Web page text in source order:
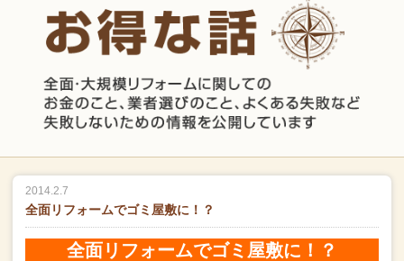
2014.2.7
全面リフォームでゴミ屋敷に！？
全面リフォームでゴミ屋敷に！？